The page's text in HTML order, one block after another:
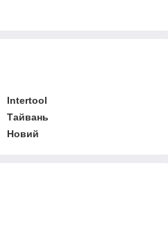
Intertool
Тайвань
Новий